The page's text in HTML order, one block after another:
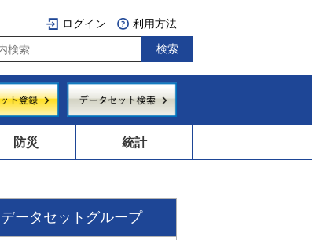
ログイン 利用方法
防災 統計
データセットグループ